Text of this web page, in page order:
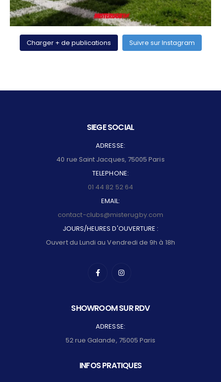
Charger + de publications Suivre sur Instagram
SIEGE SOCIAL
ADRESSE:
40 rue Saint Jacques, 75005 Paris
TELEPHONE:
01 44 82 52 64
EMAIL:
contact-clubs@misterugby.com
JOURS/HEURES D'OUVERTURE :
Ouvert du Lundi au Vendredi de 9h à 18h
SHOWROOM SUR RDV
ADRESSE:
52 rue Galande, 75005 Paris
INFOS PRATIQUES